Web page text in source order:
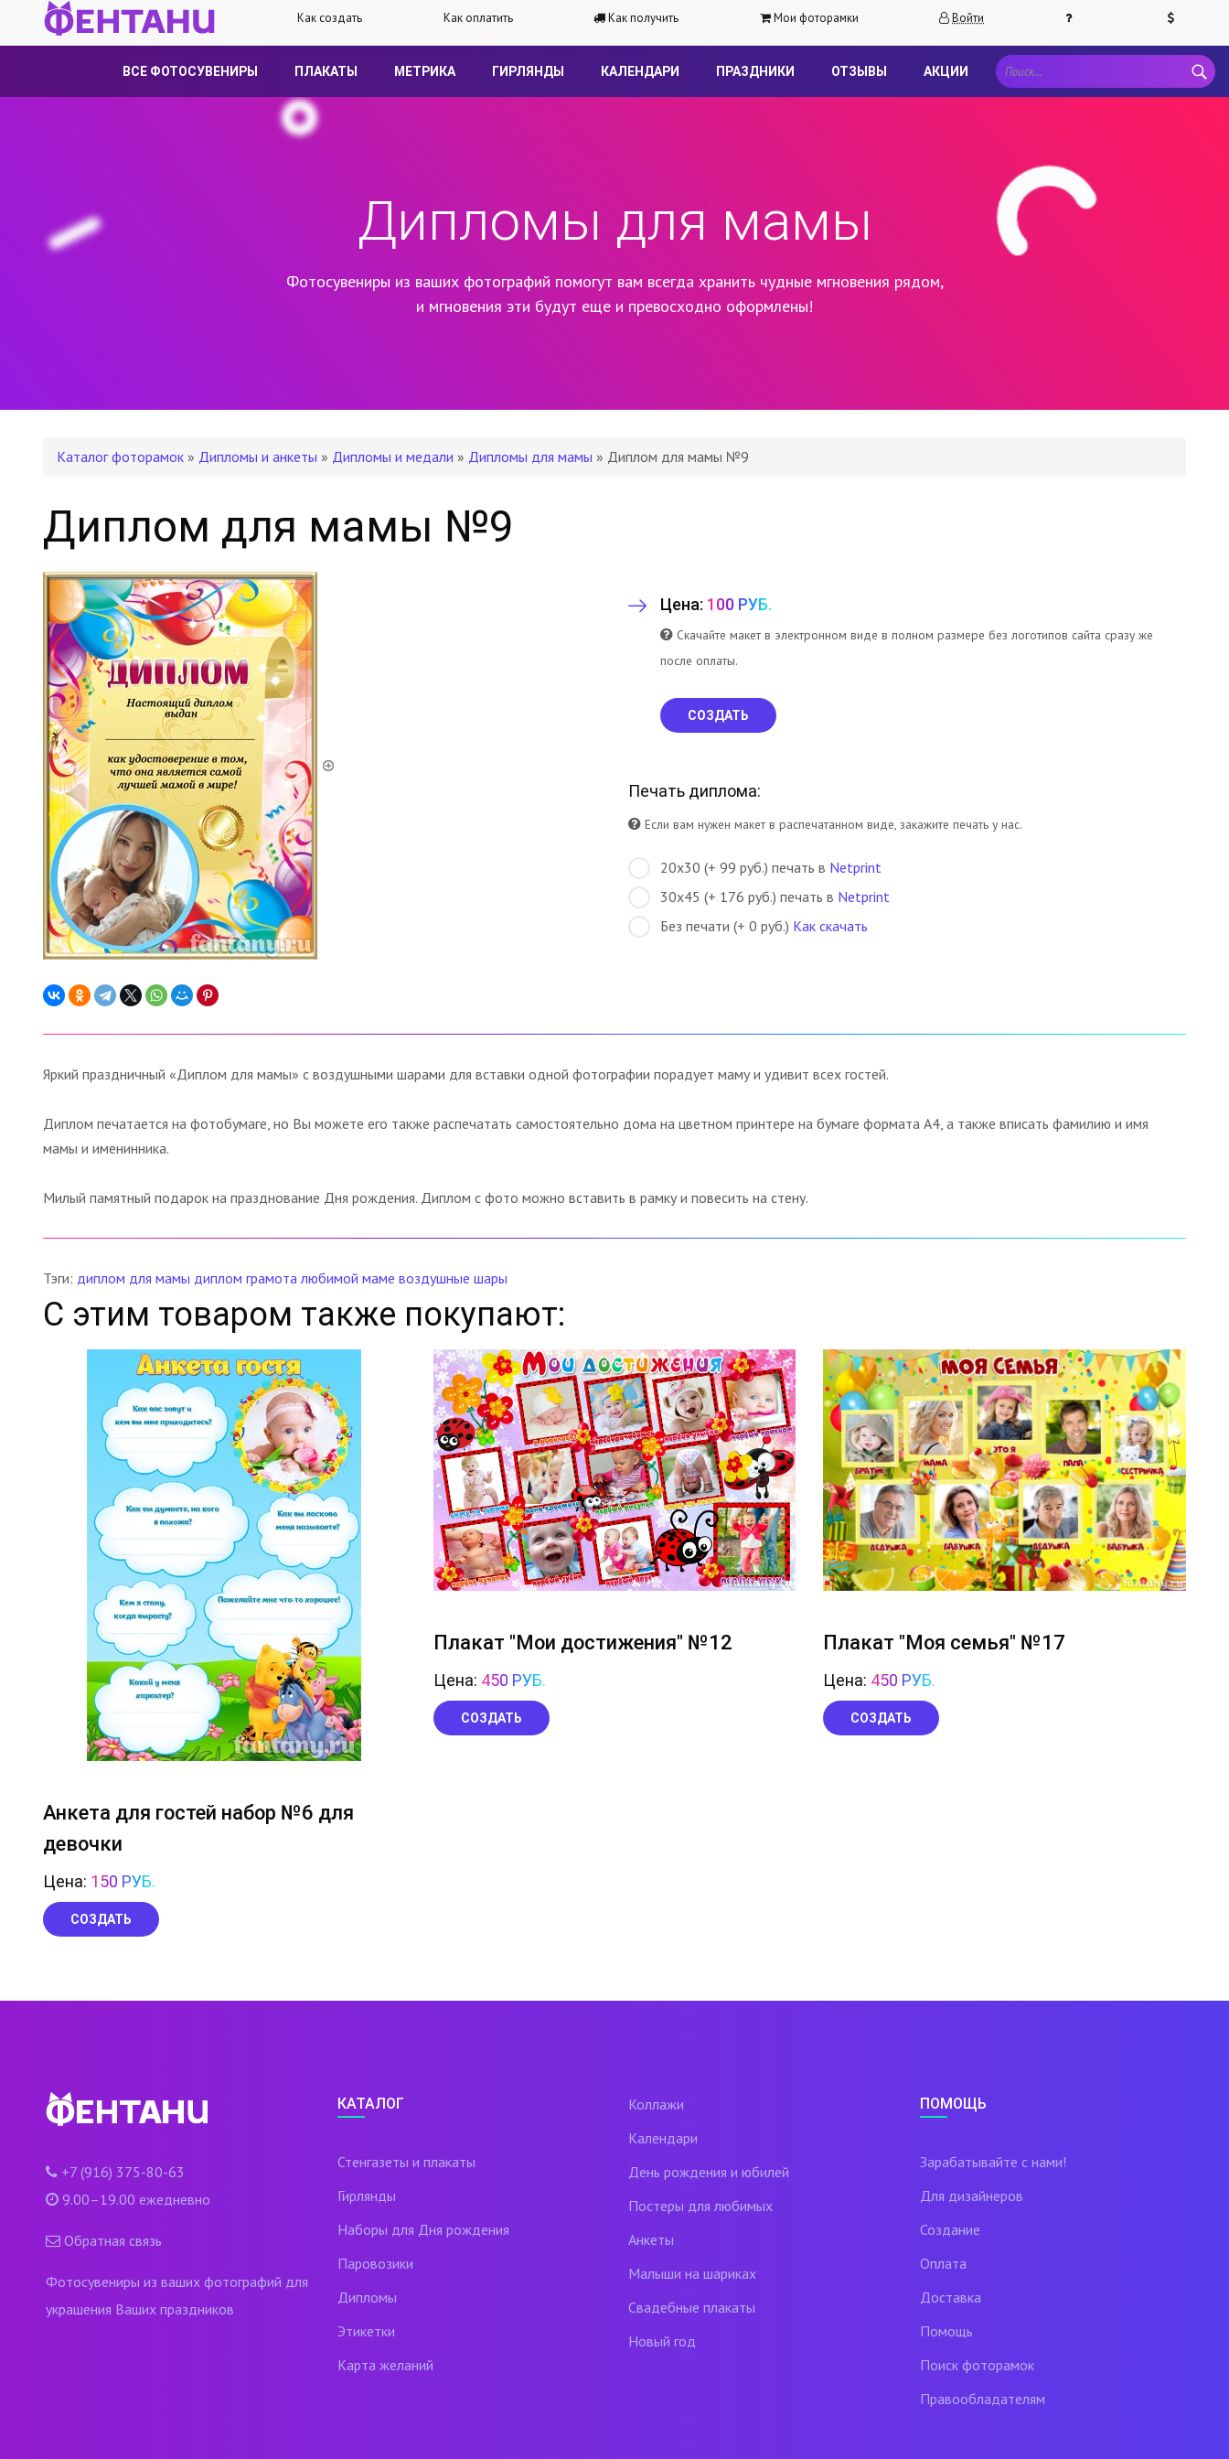
Как создать Как оплатить Как получить Мои фоторамки Войти
ВСЕ ФОТОСУВЕНИРЫ ПЛАКАТЫ МЕТРИКА ГИРЛЯНДЫ КАЛЕНДАРИ ПРАЗДНИКИ ОТЗЫВЫ АКЦИИ
Дипломы для мамы
Фотосувениры из ваших фотографий помогут вам всегда хранить чудные мгновения рядом,
и мгновения эти будут еще и превосходно оформлены!
Каталог фоторамок » Дипломы и анкеты » Дипломы и медали » Дипломы для мамы » Диплом для мамы №9
Диплом для мамы №9
Цена: 100 РУБ.
Скачайте макет в электронном виде в полном размере без логотипов сайта сразу же
после оплаты.
СОЗДАТЬ
Печать диплома:
Если вам нужен макет в распечатанном виде, закажите печать у нас.
20х30 (+ 99 руб.) печать в Netprint
30х45 (+ 176 руб.) печать в Netprint
Без печати (+ 0 руб.) Как скачать
Яркий праздничный «Диплом для мамы» с воздушными шарами для вставки одной фотографии порадует маму и удивит всех гостей.
Диплом печатается на фотобумаге, но Вы можете его также распечатать самостоятельно дома на цветном принтере на бумаге формата А4, а также вписать фамилию и имя
мамы и именинника.
Милый памятный подарок на празднование Дня рождения. Диплом с фото можно вставить в рамку и повесить на стену.
Тэги: диплом для мамы диплом грамота любимой маме воздушные шары
С этим товаром также покупают:
Анкета для гостей набор №6 для
девочки
Цена: 150 РУБ.
СОЗДАТЬ
Плакат "Мои достижения" №12
Цена: 450 РУБ.
СОЗДАТЬ
Плакат "Моя семья" №17
Цена: 450 РУБ.
СОЗДАТЬ
+7 (916) 375-80-63
9.00–19.00 ежедневно
Обратная связь
Фотосувениры из ваших фотографий для
украшения Ваших праздников
КАТАЛОГ
Стенгазеты и плакаты
Гирлянды
Наборы для Дня рождения
Паровозики
Дипломы
Этикетки
Карта желаний
Коллажи
Календари
День рождения и юбилей
Постеры для любимых
Анкеты
Малыши на шариках
Свадебные плакаты
Новый год
ПОМОЩЬ
Зарабатывайте с нами!
Для дизайнеров
Создание
Оплата
Доставка
Помощь
Поиск фоторамок
Правообладателям